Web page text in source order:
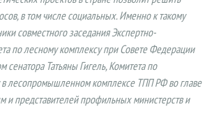
ДРЕВЕСНЫХ ПЛИТ
МЕБЕЛИ
ИНВЕСТПРОЕКТЫ
REVIEW
в том числе социальных. Именно к такому
совместного заседания Экспертно-
по лесному комплексу при Совете Федерации
сенатора Татьяны Гигель, Комитета по
в лесопромышленном комплексе ТПП РФ во главе
и представителей профильных министерств и